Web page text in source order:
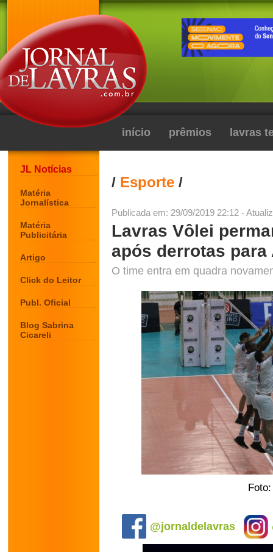
início prêmios lavras
JL Notícias
Matéria
Jornalística
Matéria
Publicitária
Artigo
Click do Leitor
Publ. Oficial
Blog Sabrina
Cicareli
/ Esporte /
Publicada em: 29/09/2019 22:12 -
Lavras Vôlei
após derrotas para
O time entra em quadra
@jornaldelavras